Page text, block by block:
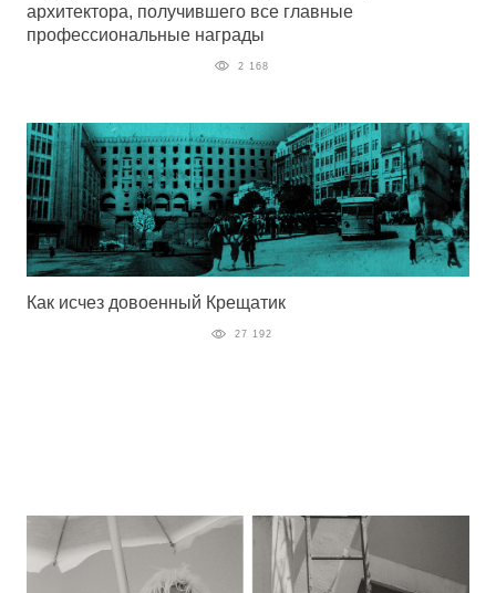
архитектора, получившего все главные
профессиональные награды
2 168
Как исчез довоенный Крещатик
27 192